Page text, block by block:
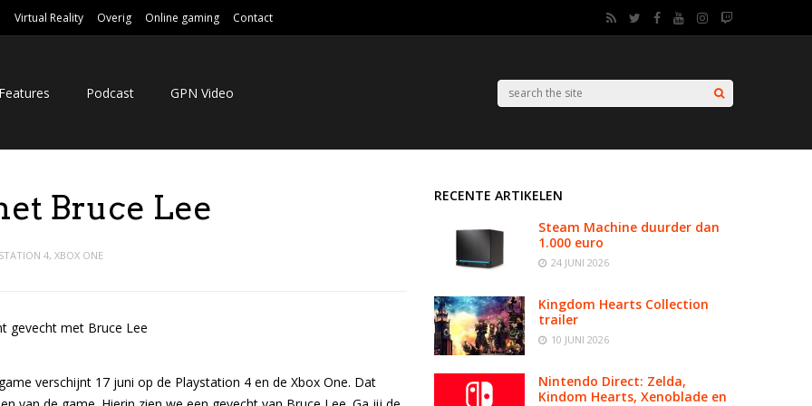
Virtual Reality Overig Online gaming Contact
Podcast GPN Video
Bruce Lee
4, XBOX ONE
verschijnt 17 juni op de Playstation 4 en de Xbox One. Dat
RECENTE ARTIKELEN
Steam Machine duurder dan
1.000 euro
24 JUNI 2026
Kingdom Hearts Collection
trailer
10 JUNI 2026
Nintendo Direct: Zelda,
Kindom Hearts, Xenoblade en